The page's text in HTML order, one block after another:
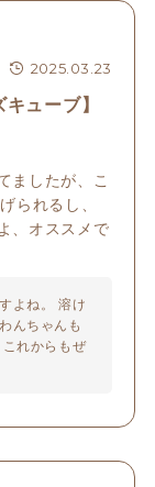
2025.03.23
ューブ】
ましたが、こ
られるし、
、オススメで
よね。 溶け
んちゃんも
れからもぜ